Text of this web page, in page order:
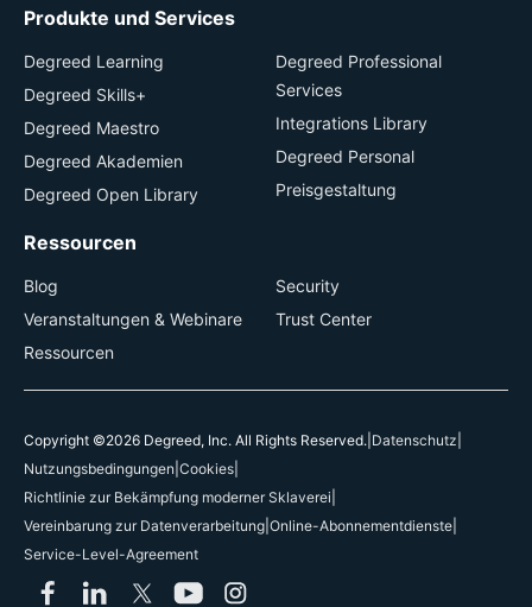
Produkte und Services
Degreed Learning
Degreed Skills+
Degreed Maestro
Degreed Akademien
Degreed Open Library
Degreed Professional
Services
Integrations Library
Degreed Personal
Preisgestaltung
Ressourcen
Blog
Veranstaltungen & Webinare
Ressourcen
Security
Trust Center
Copyright ©2026 Degreed, Inc. All Rights Reserved. Datenschutz
Nutzungsbedingungen Cookies
Richtlinie zur Bekämpfung moderner Sklaverei
Vereinbarung zur Datenverarbeitung Online-Abonnementdienste
Service-Level-Agreement